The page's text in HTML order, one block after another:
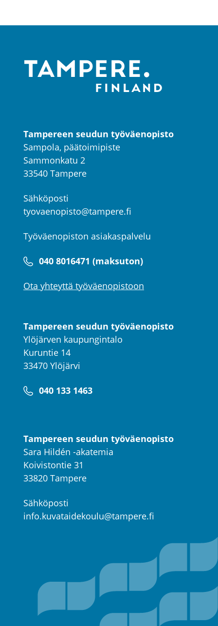
Tampereen seudun työväenopisto
Sampola, päätoimipiste
Sammonkatu 2
33540 Tampere
Sähköposti
tyovaenopisto@tampere.fi
Työväenopiston asiakaspalvelu
040 8016471 (maksuton)
Ota yhteyttä työväenopistoon
Tampereen seudun työväenopisto
Ylöjärven kaupungintalo
Kuruntie 14
33470 Ylöjärvi
040 133 1463
Tampereen seudun työväenopisto
Sara Hildén -akatemia
Koivistontie 31
33820 Tampere
Sähköposti
info.kuvataidekoulu@tampere.fi